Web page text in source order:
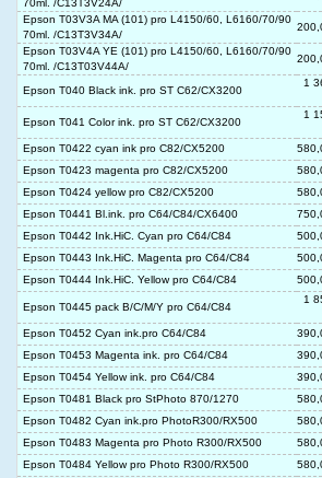
Epson T03V3A MA (101) pro L4150/60, L6160/70/90
70ml. /C13T3V34A/
Epson T03V4A YE (101) pro L4150/60, L6160/70/90
70ml. /C13T03V44A/
Epson T040 Black ink. pro ST C62/CX3200
1
Epson T041 Color ink. pro ST C62/CX3200
1
Epson T0422 cyan ink pro C82/CX5200
Epson T0423 magenta pro C82/CX5200
Epson T0424 yellow pro C82/CX5200
Epson T0441 Bl.ink. pro C64/C84/CX6400
Epson T0442 Ink.HiC. Cyan pro C64/C84
Epson T0443 Ink.HiC. Magenta pro C64/C84
Epson T0444 Ink.HiC. Yellow pro C64/C84
Epson T0445 pack B/C/M/Y pro C64/C84
1
Epson T0452 Cyan ink.pro C64/C84
Epson T0453 Magenta ink. pro C64/C84
Epson T0454 Yellow ink. pro C64/C84
Epson T0481 Black pro StPhoto 870/1270
Epson T0482 Cyan ink.pro PhotoR300/RX500
Epson T0483 Magenta pro Photo R300/RX500
Epson T0484 Yellow pro Photo R300/RX500